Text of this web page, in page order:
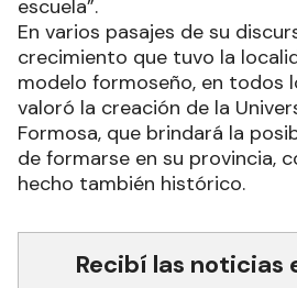
escuela”.
En varios pasajes de su
crecimiento que tuvo la
modelo formoseño, en todos
valoró la creación de la
Formosa, que brindará la
de formarse en su provincia,
hecho también histórico.
Recibí las noticias